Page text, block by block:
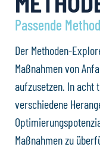
Passende
Der Methoden-
Maßnahmen von
aufzusetzen. In acht
verschiedene
Maßnahmen zu